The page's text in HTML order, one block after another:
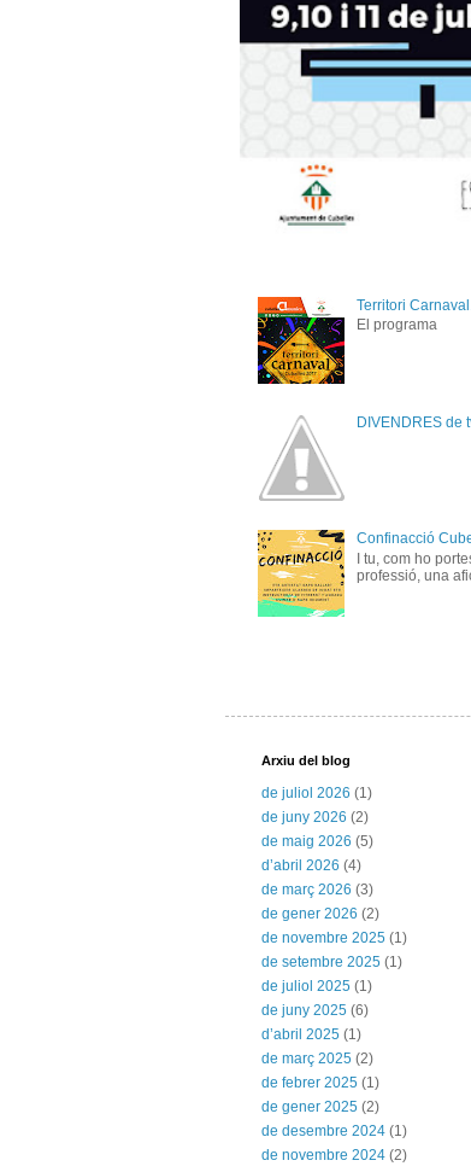
Territori
El programa
DIVENDRES de
Vols
Confinacció
I tu, com ho
professió, una
Arxiu del blog
de juliol 2026 (1)
de juny 2026 (2)
de maig 2026 (5)
d’abril 2026 (4)
de març 2026 (3)
de gener 2026 (2)
de novembre 2025 (1)
de setembre 2025 (1)
de juliol 2025 (1)
de juny 2025 (6)
d’abril 2025 (1)
de març 2025 (2)
de febrer 2025 (1)
de gener 2025 (2)
de desembre 2024 (1)
de novembre 2024 (2)